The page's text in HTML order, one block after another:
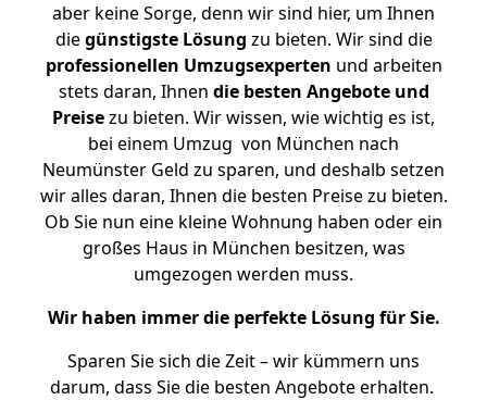
aber keine Sorge, denn wir sind hier, um Ihnen
diegünstigste Lösung zu bieten. Wir sind die
professionellen Umzugsexperten und arbeiten
stets daran, Ihnen die besten Angebote und
Preisezu bieten. Wir wissen, wie wichtig es ist,
bei einem Umzug von München nach
Neumünster Geld zu sparen, und deshalb setzen
wir alles daran, Ihnen die besten Preise zu bieten.
Ob Sie nun eine kleine Wohnung haben oder ein
großes Haus in München besitzen, was
umgezogen werden muss.
Wir haben immer die perfekte Lösung für Sie.
Sparen Sie sich die Zeit – wir kümmern uns
darum, dass Sie die besten Angebote erhalten.